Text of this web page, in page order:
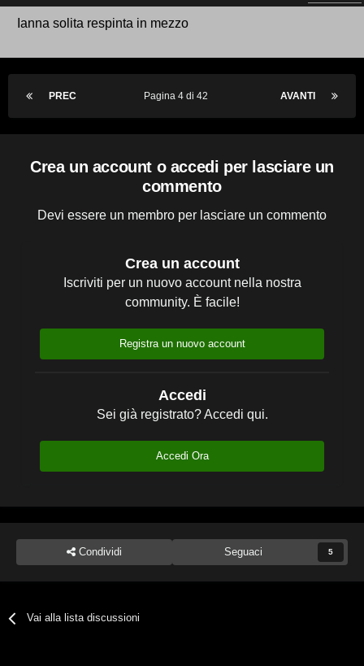
Ianna solita respinta in mezzo
PREC AVANTI
Pagina 4 di 42
Crea un account o accedi per lasciare un
commento
Devi essere un membro per lasciare un commento
Crea un account
Iscriviti per un nuovo account nella nostra
community. È facile!
Registra un nuovo account
Accedi
Sei già registrato? Accedi qui.
Accedi Ora
Condividi Seguaci 5
Vai alla lista discussioni